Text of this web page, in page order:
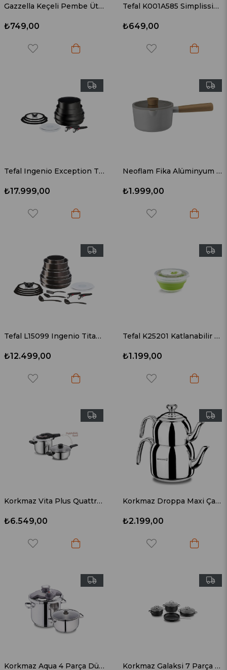
Gazzella Keçeli Pembe Ütü Masası Bezi Kılıf Sy Stx 3285 B
₺749,00
Tefal K001A585 Simplissima 5 Parça Pişirme Aksesuarı Seti Siyah
₺649,00
Tefal Ingenio Exception Titanyum 6x Büyük Set 12 Parça
₺17.999,00
Neoflam Fika Alüminyum Döküm Süt Tavası Cam Kapaklı Gri 16 cm
₺1.999,00
Tefal L15099 Ingenio Titanyum 2X XL Force Maxi Tava ve Tencere Seti 19 Parça - 2100125502
₺12.499,00
Tefal K25201 Katlanabilir Salata Kurutucu 4 L
₺1.199,00
Korkmaz Vita Plus Quattro 4 Parça Düdüklü Tencere Seti A168
₺6.549,00
Korkmaz Droppa Maxi Çaydanlık Takımı A057
₺2.199,00
Korkmaz Aqua 4 Parça Düdüklü Tencere Seti A175 Korkmaz Galaksi 7 Parça Siyah Tencere Seti A1371